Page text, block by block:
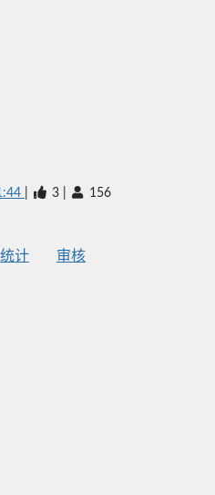
3 156
统计
审核